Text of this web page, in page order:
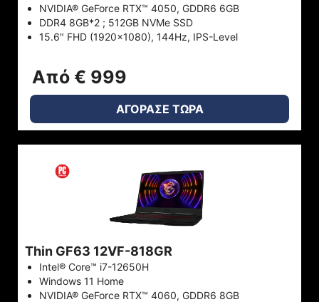
NVIDIA® GeForce RTX™ 4050, GDDR6 6GB
DDR4 8GB*2 ; 512GB NVMe SSD
15.6" FHD (1920x1080), 144Hz, IPS-Level
Από € 999
ΑΓΟΡΑΣΕ ΤΩΡΑ
Thin GF63 12VF-818GR
Intel® Core™ i7-12650H
Windows 11 Home
NVIDIA® GeForce RTX™ 4060, GDDR6 8GB